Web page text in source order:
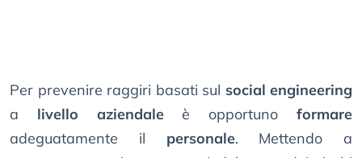
Per prevenire raggiri basati sul social engineering
a livello aziendaleè opportunoformare
adeguatamente il personale. Mettendo a